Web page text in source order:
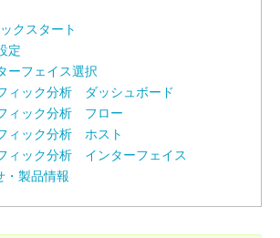
クスタート
定
ーフェイス選択
ィック分析 ダッシュボード
ィック分析 フロー
ィック分析 ホスト
ィック分析 インターフェイス
・製品情報